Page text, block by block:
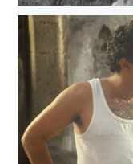
YA LA